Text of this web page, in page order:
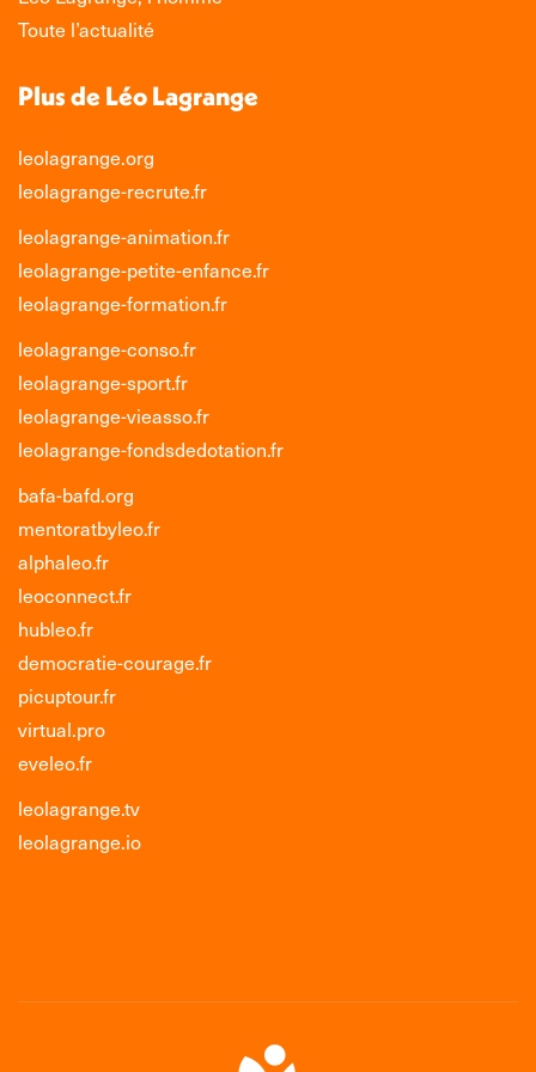
Toute l’actualité
Plus de Léo Lagrange
leolagrange.org
leolagrange-recrute.fr
leolagrange-animation.fr
leolagrange-petite-enfance.fr
leolagrange-formation.fr
leolagrange-conso.fr
leolagrange-sport.fr
leolagrange-vieasso.fr
leolagrange-fondsdedotation.fr
bafa-bafd.org
mentoratbyleo.fr
alphaleo.fr
leoconnect.fr
hubleo.fr
democratie-courage.fr
picuptour.fr
virtual.pro
eveleo.fr
leolagrange.tv
leolagrange.io